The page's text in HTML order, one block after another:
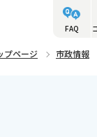
FAQ
プページ 市政情報